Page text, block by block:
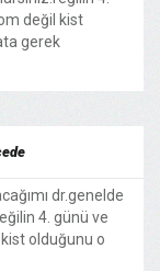
değil kist
gerek
dr.genelde
4. günü ve
olduğunu o